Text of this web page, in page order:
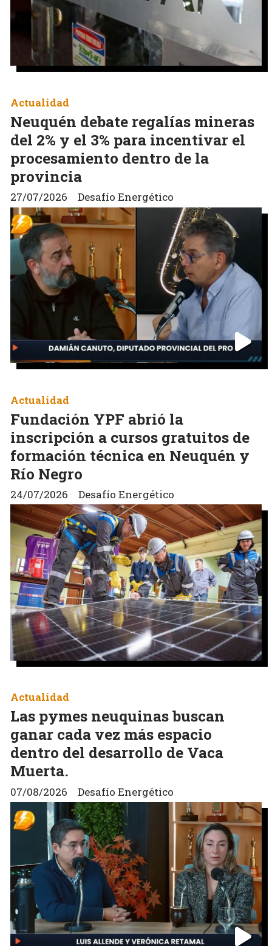
Neuquén debate regalías mineras
del 2% y el 3% para incentivar el
procesamiento dentro de la
provincia
Desafío Energético
Actualidad
27/07/2026
Fundación YPF abrió la
inscripción a cursos gratuitos de
formación técnica en Neuquén y
Río Negro
Desafío Energético
Actualidad
24/07/2026
Las pymes neuquinas buscan
ganar cada vez más espacio
dentro del desarrollo de Vaca
Muerta.
Desafío Energético
Actualidad
07/08/2026